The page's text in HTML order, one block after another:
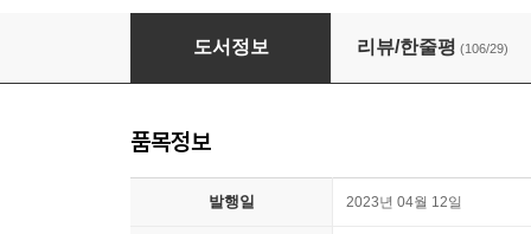
자신의 존재에 대해 사과하지 말 것
도서정보 리뷰/한줄평 (106/29)
품목정보
발행일 2023년 04월 12일